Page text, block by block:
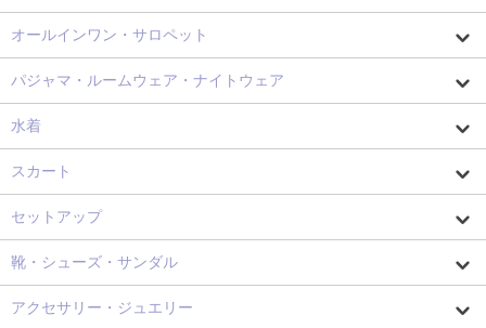
オールインワン・サロペット
パジャマ・ルームウェア・ナイトウェア
水着
スカート
セットアップ
靴・シューズ・サンダル
アクセサリー・ジュエリー